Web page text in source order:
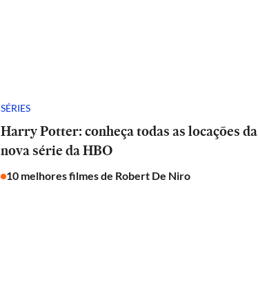
SÉRIES
Harry Potter: conheça todas as locações da
nova série da HBO
10 melhores filmes de Robert De Niro